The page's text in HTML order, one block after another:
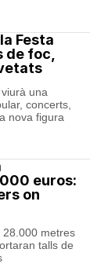
Festa
foc,
una
concerts,
nova figura
euros:
on
metres
talls de